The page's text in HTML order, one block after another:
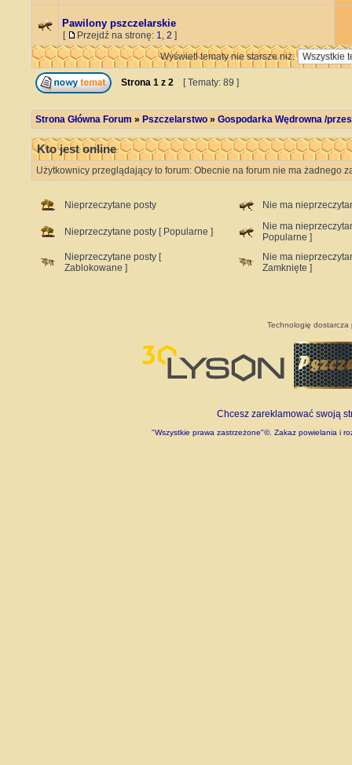
Pawilony pszczelarskie
[ Przejdź na stronę: 1, 2 ]
Wyświetl tematy nie starsze niż:
Strona 1 z 2 [ Tematy: 89 ]
Strona Główna Forum » Pszczelarstwo » Gospodarka Wędrowna /
Kto jest online
Użytkownicy przeglądający to forum: Obecnie na forum nie ma żadnego
Nieprzeczytane posty Nie ma
Nieprzeczytane posty [ Popularne ]
Nie ma
Popularne ]
Nieprzeczytane posty [
Zablokowane ]
Nie ma
Zamknięte ]
Technologię dostarcza
Chcesz zareklamować swoją
"Wszystkie prawa zastrzeżone"©. Zakaz powielania i